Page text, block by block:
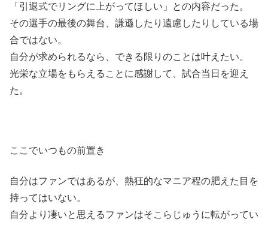
「引退式でリングに上がってほしい」との内容だった。
その選手の最後の舞台、謙遜したり遠慮したりしている場
合ではない。
自分が求められるなら、できる限りのことは叶えたい。
光栄な立場をもらえることに感謝して、試合当日を迎え
た。
ここでいつもの前置き
自分はファンではあるが、熱狂的なマニア程の肥えた目を
持ってはいない。
自分より凄いと思えるファンはそこらじゅうに転がってい